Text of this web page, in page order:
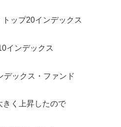
ップ20インデックス
インデックス
ックス・ファンド
きく上昇したので